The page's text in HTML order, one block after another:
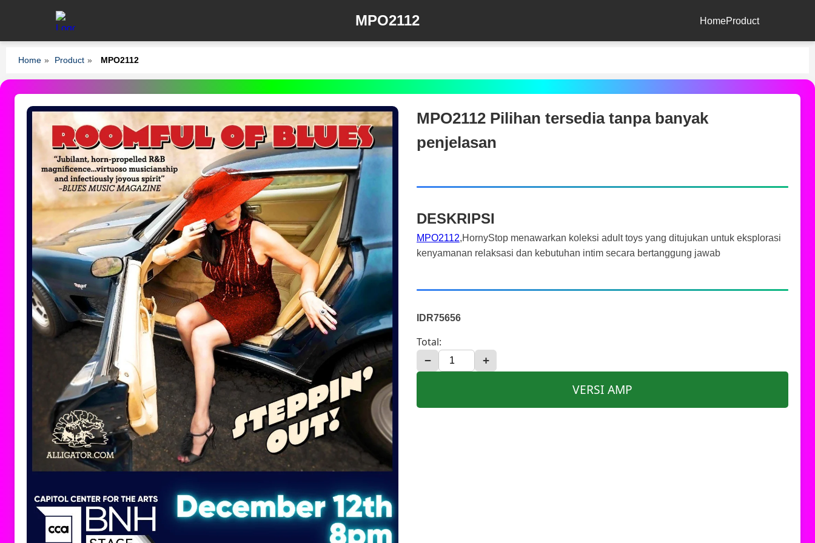
MPO2112 HomeProduct
Home » Product » MPO2112
MPO2112 Pilihan tersedia tanpa banyak
penjelasan
DESKRIPSI
MPO2112,HornyStop menawarkan koleksi adult toys yang ditujukan untuk eksplorasi
kenyamanan relaksasi dan kebutuhan intim secara bertanggung jawab
IDR75656
Total:
− +
VERSI AMP